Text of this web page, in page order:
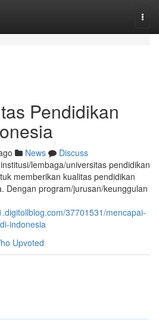
Pendidikan
News
Discuss
lembaga/universitas pendidikan
memberikan kualitas pendidikan
Dengan program/jurusan/keunggulan
37701531/mencapai-
indonesia
Upvoted